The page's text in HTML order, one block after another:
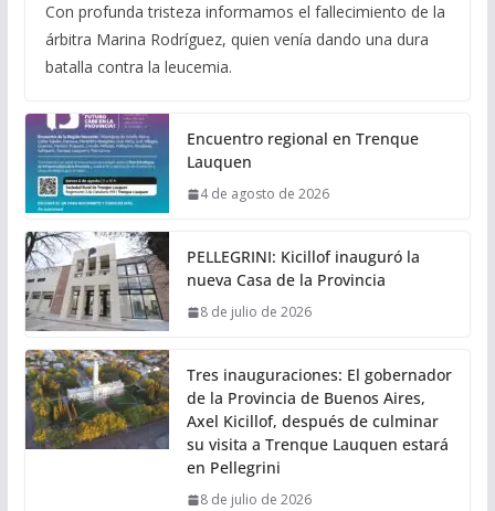
Con profunda tristeza informamos el fallecimiento de la
árbitra Marina Rodríguez, quien venía dando una dura
batalla contra la leucemia.
Encuentro regional en Trenque
Lauquen
4 de agosto de 2026
PELLEGRINI: Kicillof inauguró la
nueva Casa de la Provincia
8 de julio de 2026
Tres inauguraciones: El gobernador
de la Provincia de Buenos Aires,
Axel Kicillof, después de culminar
su visita a Trenque Lauquen estará
en Pellegrini
8 de julio de 2026